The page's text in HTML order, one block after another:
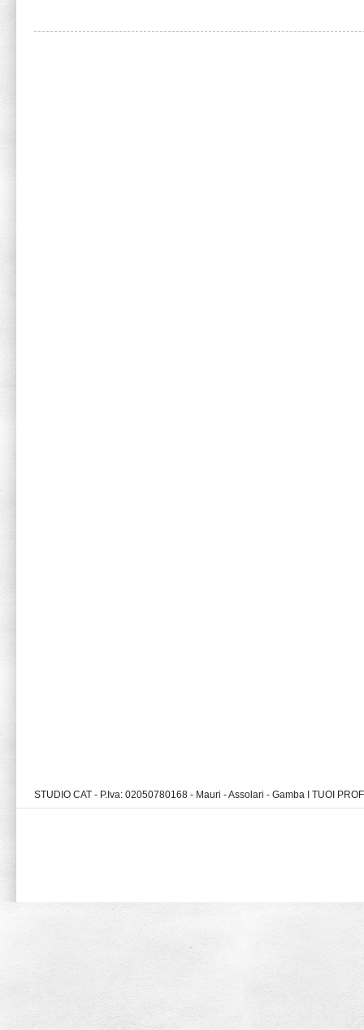
STUDIO CAT - P.Iva: 02050780168 - Mauri - Assolari - Gamba I TUOI